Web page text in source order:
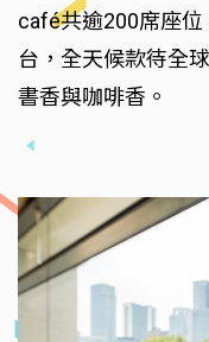
café共逾200席座
台，全天候款待全
書香與咖啡香。